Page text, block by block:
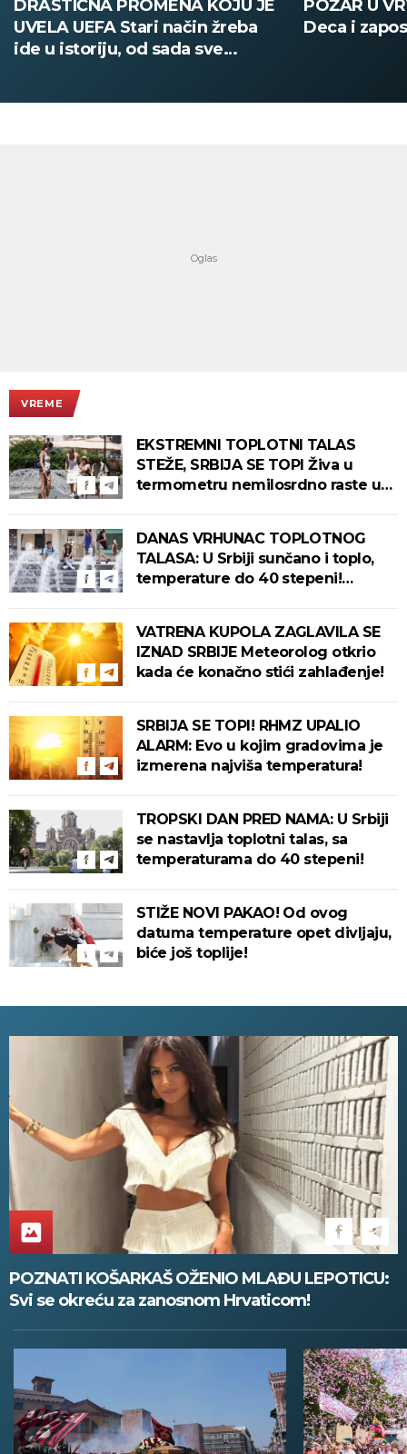
POŽAR U VRTIĆU NA VOŽDOVCU
Deca i zaposleni evakuisani
SINIŠA
DOBIO
VREME
EKSTREMNI TOPLOTNI TALAS
STEŽE, SRBIJA SE TOPI Živa u
termometru nemilosrdno raste u
DANAS VRHUNAC TOPLOTNOG
TALASA: U Srbiji sunčano i toplo,
temperature do 40 stepeni!
VATRENA KUPOLA ZAGLAVILA SE
IZNAD SRBIJE Meteorolog otkrio
kada će konačno stići zahlađenje!
SRBIJA SE TOPI! RHMZ UPALIO
ALARM: Evo u kojim gradovima je
izmerena najviša temperatura!
TROPSKI DAN PRED NAMA: U Srbiji
se nastavlja toplotni talas, sa
temperaturama do 40 stepeni!
STIŽE NOVI PAKAO! Od ovog
datuma temperature opet divljaju,
biće još toplije!
POZNATI KOŠARKAŠ OŽENIO MLAĐU LEPOTICU:
Svi se okreću za zanosnom Hrvaticom!